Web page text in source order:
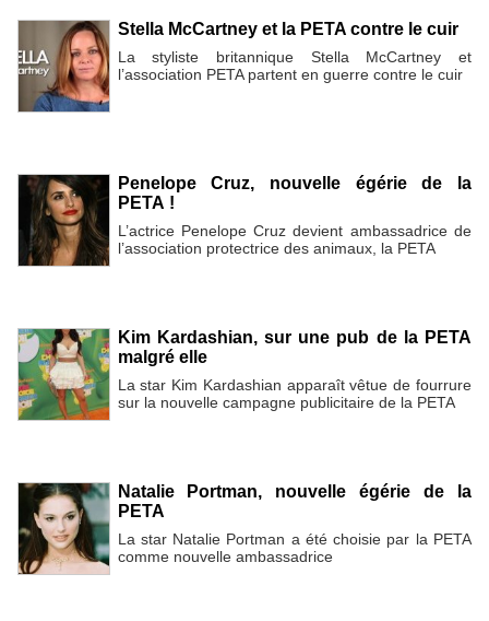
Stella McCartney et la PETA contre le cuir
La styliste britannique Stella McCartney et
l’association PETA partent en guerre contre le cuir
Penelope Cruz, nouvelle égérie de la
PETA !
L’actrice Penelope Cruz devient ambassadrice de
l’association protectrice des animaux, la PETA
Kim Kardashian, sur une pub de la PETA
malgré elle
La star Kim Kardashian apparaît vêtue de fourrure
sur la nouvelle campagne publicitaire de la PETA
Natalie Portman, nouvelle égérie de la
PETA
La star Natalie Portman a été choisie par la PETA
comme nouvelle ambassadrice